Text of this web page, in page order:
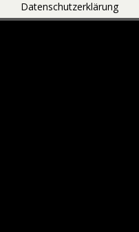
Datenschutzerklärung